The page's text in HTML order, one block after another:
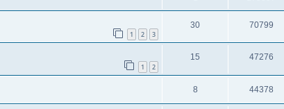
1 2 3
30 70799
1 2
15 47276
8 44378